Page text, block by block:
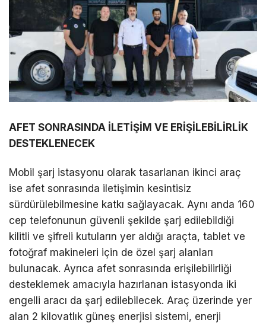
AFET SONRASINDA İLETİŞİM VE ERİŞİLEBİLİRLİK
DESTEKLENECEK
Mobil şarj istasyonu olarak tasarlanan ikinci araç
ise afet sonrasında iletişimin kesintisiz
sürdürülebilmesine katkı sağlayacak. Aynı anda 160
cep telefonunun güvenli şekilde şarj edilebildiği
kilitli ve şifreli kutuların yer aldığı araçta, tablet ve
fotoğraf makineleri için de özel şarj alanları
bulunacak. Ayrıca afet sonrasında erişilebilirliği
desteklemek amacıyla hazırlanan istasyonda iki
engelli aracı da şarj edilebilecek. Araç üzerinde yer
alan 2 kilovatlık güneş enerjisi sistemi, enerji